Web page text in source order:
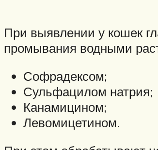
При выявлении у кошек
промывания водными
Софрадексом;
Сульфацилом натрия;
Канамицином;
Левомицетином.